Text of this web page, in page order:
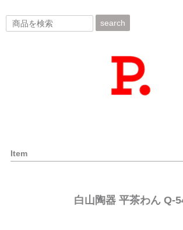
search
Item
白山陶器 平茶わん Q-